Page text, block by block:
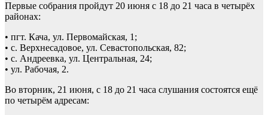
Первые собрания пройдут 20 июня с 18 до 21 часа в четырёх
районах:
• пгт. Кача, ул. Первомайская, 1;
• с. Верхнесадовое, ул. Севастопольская, 82;
• с. Андреевка, ул. Центральная, 24;
• ул. Рабочая, 2.
Во вторник, 21 июня, с 18 до 21 часа слушания состоятся ещё
по четырём адресам: